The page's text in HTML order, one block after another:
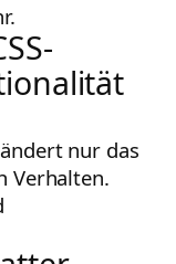
nur das
Verhalten.